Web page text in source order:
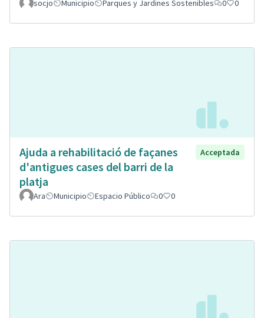
socjo
Municipio Parques y Jardines Sostenibles 0 0
Ajuda a rehabilitació de façanes
d'antigues cases del barri de la
platja
Acceptada
Ara Municipio Espacio Público 0 0